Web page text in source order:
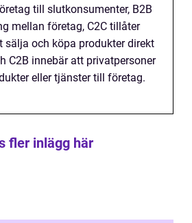
till slutkonsumenter, B2B
mellan företag, C2C tillåter
sälja och köpa produkter direkt
C2B innebär att privatpersoner
eller tjänster till företag.
fler inlägg här